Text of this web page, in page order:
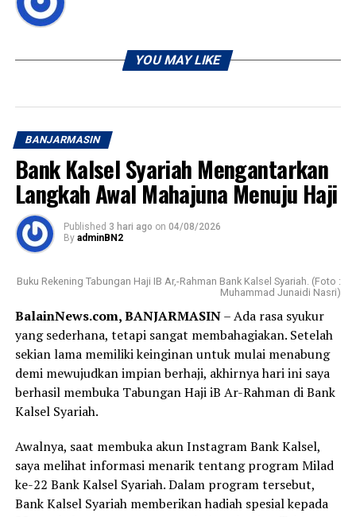
YOU MAY LIKE
BANJARMASIN
Bank Kalsel Syariah Mengantarkan
Langkah Awal Mahajuna Menuju Haji
Published 3 hari ago on 04/08/2026
By adminBN2
Buku Rekening Tabungan Haji IB Ar,-Rahman Bank Kalsel Syariah. (Foto :
Muhammad Junaidi Nasri)
BalainNews.com, BANJARMASIN– Ada rasa syukur
yang sederhana, tetapi sangat membahagiakan. Setelah
sekian lama memiliki keinginan untuk mulai menabung
demi mewujudkan impian berhaji, akhirnya hari ini saya
berhasil membuka Tabungan Haji iB Ar-Rahman di Bank
Kalsel Syariah.
Awalnya, saat membuka akun Instagram Bank Kalsel,
saya melihat informasi menarik tentang program Milad
ke-22 Bank Kalsel Syariah. Dalam program tersebut,
Bank Kalsel Syariah memberikan hadiah spesial kepada